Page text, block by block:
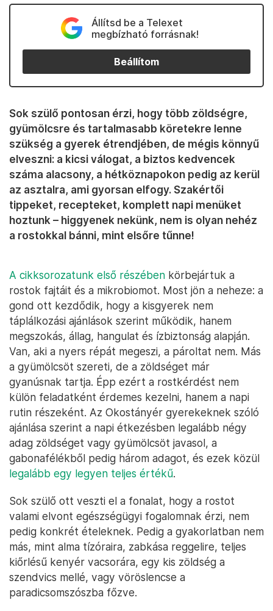
Állítsd be a Telexet
megbízható forrásnak!
Beállítom
Sok szülő pontosan érzi, hogy több zöldségre,
gyümölcsre és tartalmasabb köretekre lenne
szükség a gyerek étrendjében, de mégis könnyű
elveszni: a kicsi válogat, a biztos kedvencek
száma alacsony, a hétköznapokon pedig az kerül
az asztalra, ami gyorsan elfogy. Szakértői
tippeket, recepteket, komplett napi menüket
hoztunk – higgyenek nekünk, nem is olyan nehéz
a rostokkal bánni, mint elsőre tűnne!
A cikksorozatunk első részében körbejártuk a
rostok fajtáit és a mikrobiomot. Most jön a neheze: a
gond ott kezdődik, hogy a kisgyerek nem
táplálkozási ajánlások szerint működik, hanem
megszokás, állag, hangulat és ízbiztonság alapján.
Van, aki a nyers répát megeszi, a pároltat nem. Más
a gyümölcsöt szereti, de a zöldséget már
gyanúsnak tartja. Épp ezért a rostkérdést nem
külön feladatként érdemes kezelni, hanem a napi
rutin részeként. Az Okostányér gyerekeknek szóló
ajánlása szerint a napi étkezésben legalább négy
adag zöldséget vagy gyümölcsöt javasol, a
gabonafélékből pedig három adagot, és ezek közül
legalább egy legyen teljes értékű.
Sok szülő ott veszti el a fonalat, hogy a rostot
valami elvont egészségügyi fogalomnak érzi, nem
pedig konkrét ételeknek. Pedig a gyakorlatban nem
más, mint alma tízóraira, zabkása reggelire, teljes
kiőrlésű kenyér vacsorára, egy kis zöldség a
szendvics mellé, vagy vöröslencse a
paradicsomszószba főzve.